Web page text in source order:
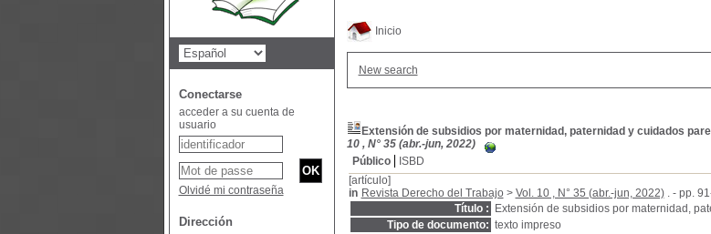
Inicio
New search
Extensión de subsidios por maternidad, paternidad y cuidados
10 , N° 35 (abr.-jun, 2022)
Público
ISBD
[artículo]
in Revista Derecho del Trabajo> Vol. 10 , N° 35 (abr.-jun, 2022). - pp.
Título :
Extensión de subsidios por maternidad,
Tipo de documento: texto impreso
Conectarse
acceder a su cuenta de
usuario
Olvidé mi contraseña
Dirección